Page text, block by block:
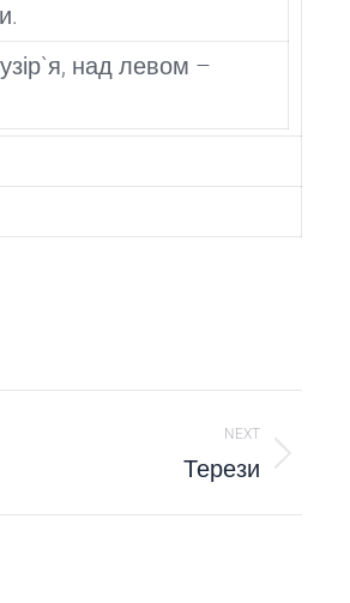
над левом –
NEXT
Терези